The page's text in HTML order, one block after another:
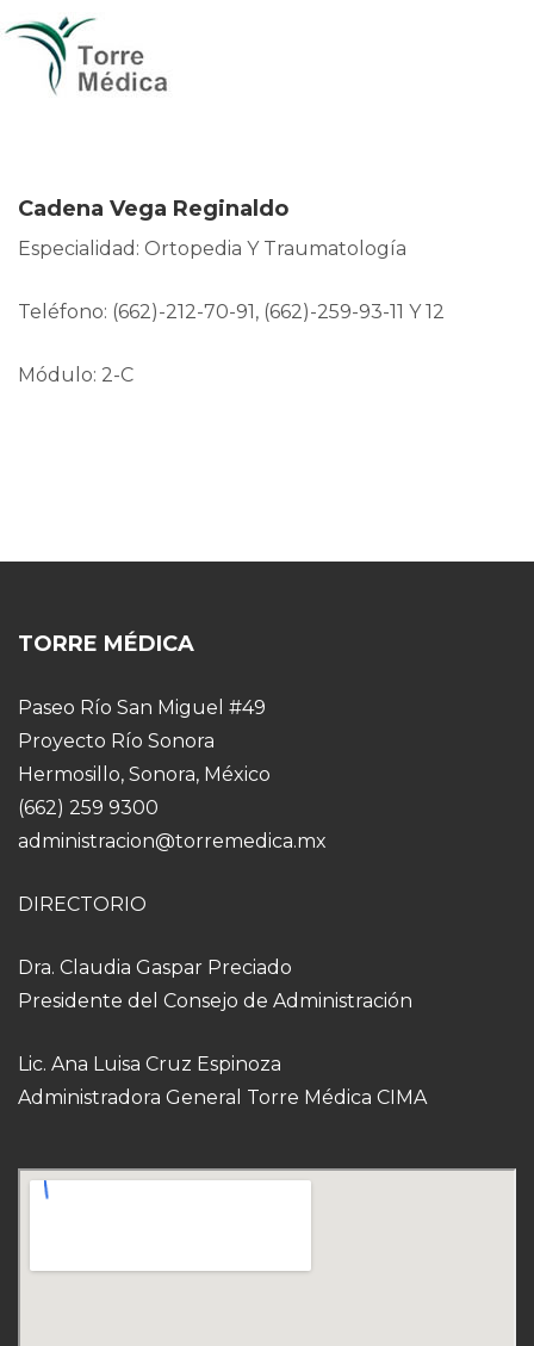
Cadena Vega Reginaldo
Especialidad: Ortopedia Y Traumatología
Teléfono: (662)-212-70-91, (662)-259-93-11 Y 12
Módulo: 2-C
TORRE MÉDICA
Paseo Río San Miguel #49
Proyecto Río Sonora
Hermosillo, Sonora, México
(662) 259 9300
administracion@torremedica.mx
DIRECTORIO
Dra. Claudia Gaspar Preciado
Presidente del Consejo de Administración
Lic. Ana Luisa Cruz Espinoza
Administradora General Torre Médica CIMA